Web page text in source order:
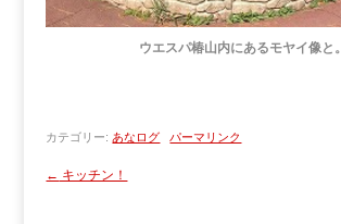
ウエスパ椿山内にあるモヤイ像と。
カテゴリー: あなログ パーマリンク
← キッチン！